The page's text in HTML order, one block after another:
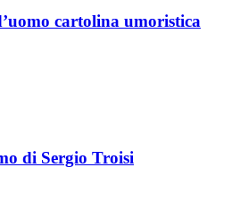
cartolina umoristica
di Sergio Troisi